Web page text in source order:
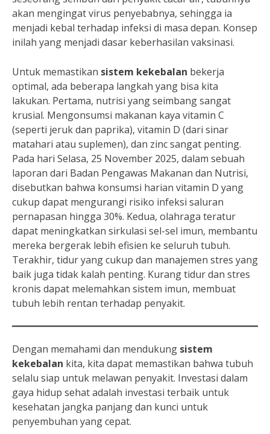
akan mengingat virus penyebabnya, sehingga ia
menjadi kebal terhadap infeksi di masa depan. Konsep
inilah yang menjadi dasar keberhasilan vaksinasi.
Untuk memastikan sistem kekebalan bekerja
optimal, ada beberapa langkah yang bisa kita
lakukan. Pertama, nutrisi yang seimbang sangat
krusial. Mengonsumsi makanan kaya vitamin C
(seperti jeruk dan paprika), vitamin D (dari sinar
matahari atau suplemen), dan zinc sangat penting.
Pada hari Selasa, 25 November 2025, dalam sebuah
laporan dari Badan Pengawas Makanan dan Nutrisi,
disebutkan bahwa konsumsi harian vitamin D yang
cukup dapat mengurangi risiko infeksi saluran
pernapasan hingga 30%. Kedua, olahraga teratur
dapat meningkatkan sirkulasi sel-sel imun, membantu
mereka bergerak lebih efisien ke seluruh tubuh.
Terakhir, tidur yang cukup dan manajemen stres yang
baik juga tidak kalah penting. Kurang tidur dan stres
kronis dapat melemahkan sistem imun, membuat
tubuh lebih rentan terhadap penyakit.
Dengan memahami dan mendukung sistem
kekebalan kita, kita dapat memastikan bahwa tubuh
selalu siap untuk melawan penyakit. Investasi dalam
gaya hidup sehat adalah investasi terbaik untuk
kesehatan jangka panjang dan kunci untuk
penyembuhan yang cepat.